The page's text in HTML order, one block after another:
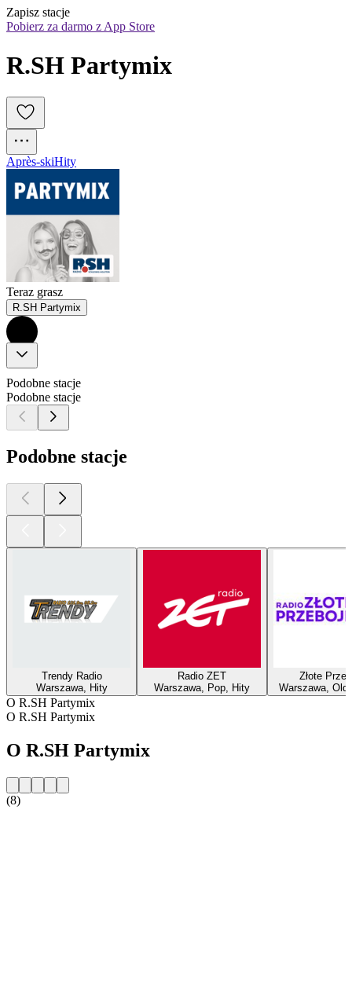
Zapisz stacje
Pobierz za darmo z App Store
R.SH Partymix
Après-skiHity
Teraz grasz
R.SH Partymix
Podobne stacje
Podobne stacje
Podobne stacje
Trendy Radio
Warszawa, Hity
Radio ZET
Warszawa, Pop, Hity
Złote
Warszawa,
O R.SH Partymix
O R.SH Partymix
O R.SH Partymix
(8)